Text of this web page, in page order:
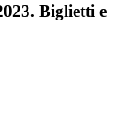
Biglietti e